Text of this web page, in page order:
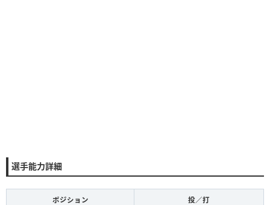
選手能力詳細
ポジション 投／打